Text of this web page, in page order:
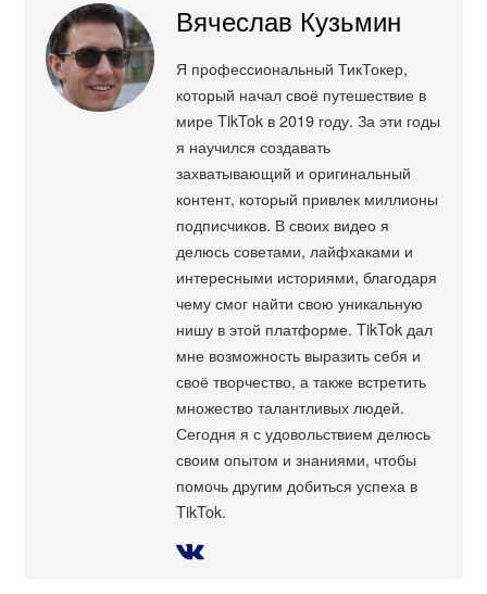
Вячеслав Кузьмин
Я профессиональный ТикТокер,
который начал своё путешествие в
мире TikTok в 2019 году. За эти годы
я научился создавать
захватывающий и оригинальный
контент, который привлек миллионы
подписчиков. В своих видео я
делюсь советами, лайфхаками и
интересными историями, благодаря
чему смог найти свою уникальную
нишу в этой платформе. TikTok дал
мне возможность выразить себя и
своё творчество, а также встретить
множество талантливых людей.
Сегодня я с удовольствием делюсь
своим опытом и знаниями, чтобы
помочь другим добиться успеха в
TikTok.